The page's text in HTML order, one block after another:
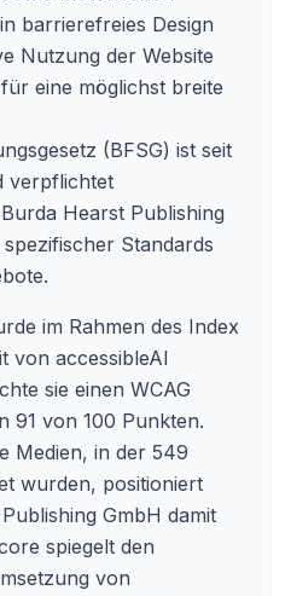
barrierefreies Design
Nutzung der Website
eine möglichst breite
(BFSG) ist seit
verpflichtet
Hearst Publishing
Standards
im Rahmen des Index
von accessibleAI
sie einen WCAG
91 von 100 Punkten.
Medien, in der 549
wurden, positioniert
GmbH damit
spiegelt den
von